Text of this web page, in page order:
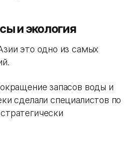
и экология
это одно из самых
запасов воды и
сделали специалистов по